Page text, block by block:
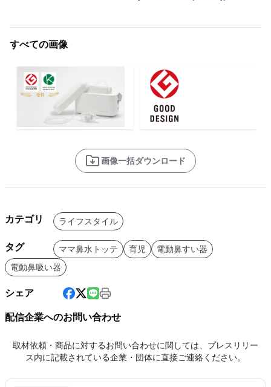
すべての画像
画像一括ダウンロード
カテゴリ ライフスタイル
タグ ママ鼻水トッテ 育児
電動鼻すい器
電動鼻吸い器
シェア
配信企業へのお問い合わせ
取材依頼・商品に対するお問い合わせに関しては、プレスリリー
ス内に記載されている企業・団体に直接ご連絡ください。